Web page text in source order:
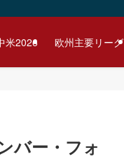
米2026 欧州主要リーグ
バー・フォ